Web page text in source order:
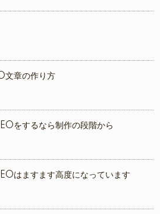
文章の作り方
をするなら制作の段階から
はますます高度になっています